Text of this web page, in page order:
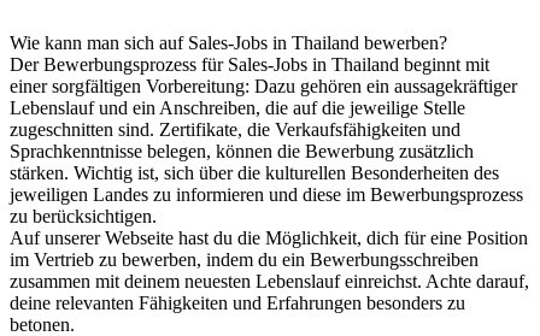
Wie kann man sich auf Sales-Jobs in Thailand bewerben?
Der Bewerbungsprozess für Sales-Jobs in Thailand beginnt mit
einer sorgfältigen Vorbereitung: Dazu gehören ein aussagekräftiger
Lebenslauf und ein Anschreiben, die auf die jeweilige Stelle
zugeschnitten sind. Zertifikate, die Verkaufsfähigkeiten und
Sprachkenntnisse belegen, können die Bewerbung zusätzlich
stärken. Wichtig ist, sich über die kulturellen Besonderheiten des
jeweiligen Landes zu informieren und diese im Bewerbungsprozess
zu berücksichtigen.
Auf unserer Webseite hast du die Möglichkeit, dich für eine Position
im Vertrieb zu bewerben, indem du ein Bewerbungsschreiben
zusammen mit deinem neuesten Lebenslauf einreichst. Achte darauf,
deine relevanten Fähigkeiten und Erfahrungen besonders zu
betonen.